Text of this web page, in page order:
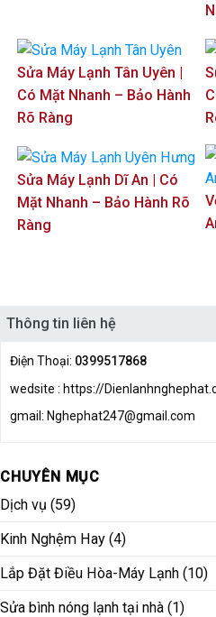
Sửa Máy Lạnh Tân Uyên |
Có Mặt Nhanh – Bảo Hành
Rõ Ràng
Sửa Máy Lạnh Dĩ An | Có
Mặt Nhanh – Bảo Hành Rõ
Ràng
Thông tin liên hệ
Điện Thoại: 0399517868
wedsite : https://
gmail: Nghephat247@gmail.com
CHUYÊN MỤC
Dịch vụ (59)
Kinh Nghệm Hay (4)
Lắp Đặt Điều Hòa-Máy Lạnh (10)
Sửa bình nóng lạnh tại nhà (1)